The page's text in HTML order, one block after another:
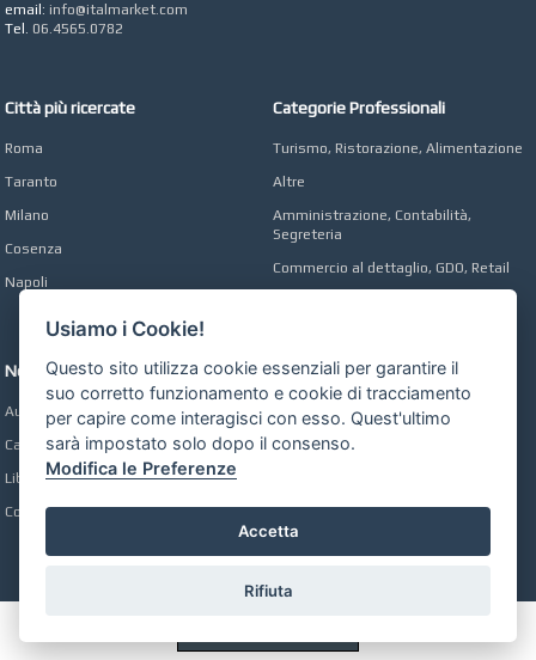
email: info@italmarket.com
Tel. 06.4565.0782
Città più ricercate
Roma
Taranto
Milano
Cosenza
Napoli
Categorie Professionali
Turismo, Ristorazione, Alimentazione
Altre
Amministrazione, Contabilità,
Segreteria
Commercio al dettaglio, GDO, Retail
Network
Automobili Online
Case Online
Libri Online
Compravendita
Usiamo i Cookie!
Questo sito utilizza cookie essenziali per garantire il
suo corretto funzionamento e cookie di tracciamento
per capire come interagisci con esso. Quest'ultimo
sarà impostato solo dopo il consenso.
Modifica le Preferenze
Accetta
Rifiuta